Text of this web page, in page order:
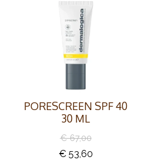
PORESCREEN SPF 40
30 ML
€ 67,00
€ 53,60